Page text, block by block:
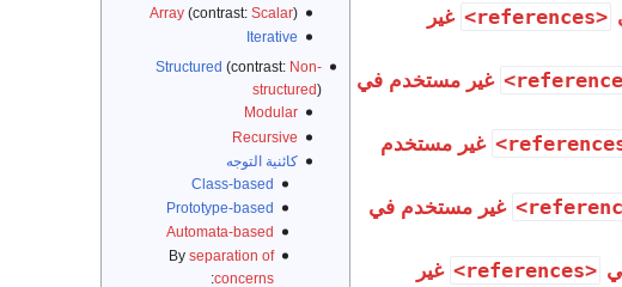
Array(contrast: Scalar)
Iterative
Structured (contrast: Non-
structured)
Modular
Recursive
كائنية التوجه
Class-based
Prototype-based
Automata-based
Byseparation of
concerns
:
<references>
غير
غير مستخدم في
غير مستخدم
غير مستخدم في
<references>
غير